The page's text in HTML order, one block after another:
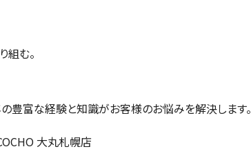
む。
豊富な経験と知識がお客様のお悩みを解決します。
大丸札幌店